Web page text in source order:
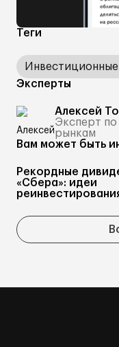
Теги
Эксперты
Алексей
Эксперт
рынкам
Вам может быть
Рекордные
«Сбера»: идеи